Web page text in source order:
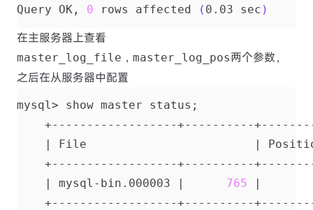
Query OK, 0 rows affected ( 0.03 sec )
在主服务器上查看
master_log_file，master_log_pos两个参数，
之后在从服务器中配置
mysql> show master status ;
| File |
| mysql-bin.000003 | 765 |